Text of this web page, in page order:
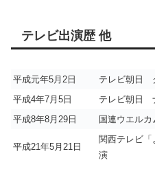
テレビ出演歴 他
平成元年5月2日
テレビ朝日
平成4年7月5日
テレビ朝日
平成8年8月29日
国連ウエル
平成21年5月21日
関西テレビ
演